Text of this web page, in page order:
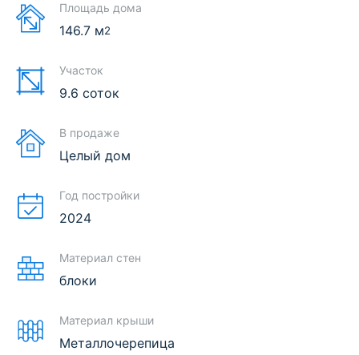
Площадь дома
146.7 м2
Участок
9.6 соток
В продаже
Целый дом
Год постройки
2024
Материал стен
блоки
Материал крыши
Металлочерепица